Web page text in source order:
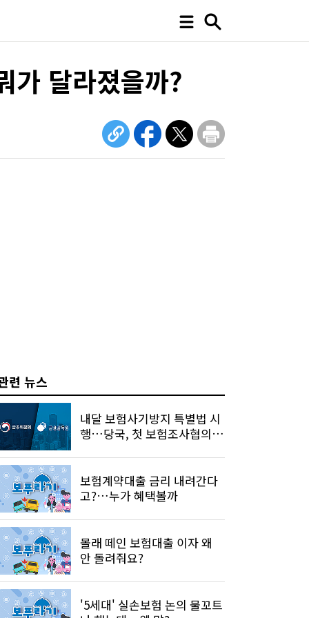
달라졌을까?
련 뉴스
내달 보험사기방지 특별법 시
행…당국, 첫 보험조사협의
보험계약대출 금리 내려간다
고?…누가 혜택볼까
몰래 떼인 보험대출 이자 왜
안 돌려줘요?
'5세대' 실손보험 논의 물꼬트